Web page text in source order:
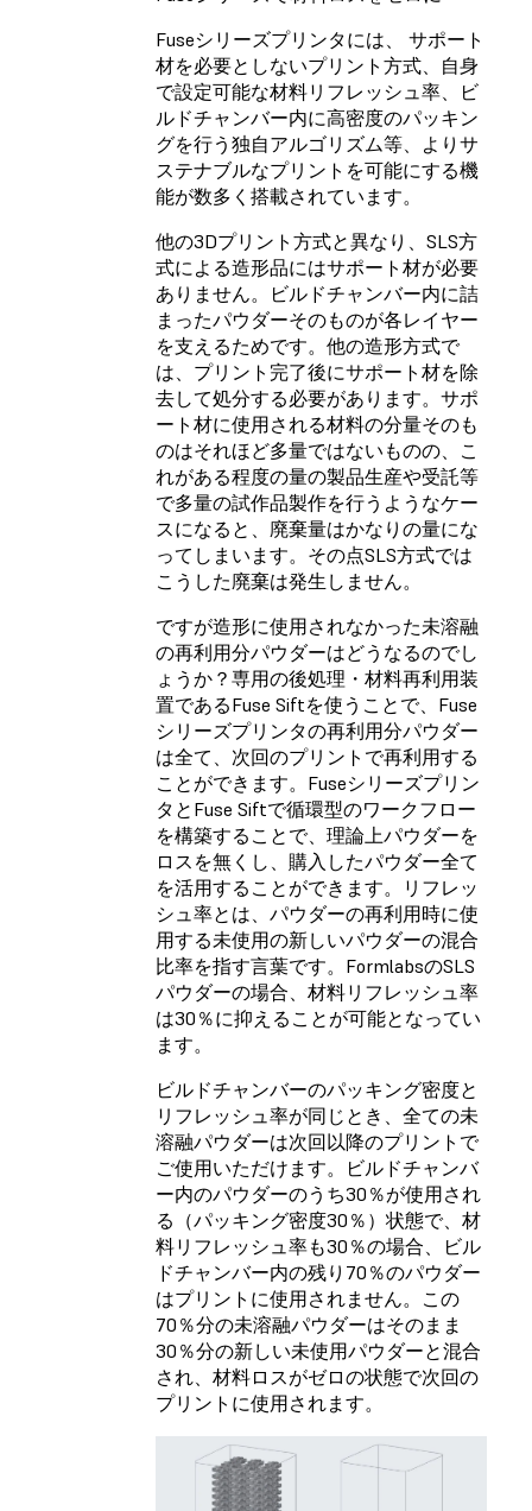
Fuseシリーズプリンタには、 サポート
材を必要としないプリント方式、自身
で設定可能な材料リフレッシュ率、ビ
ルドチャンバー内に高密度のパッキン
グを行う独自アルゴリズム等、よりサ
ステナブルなプリントを可能にする機
能が数多く搭載されています。
他の3Dプリント方式と異なり、SLS方
式による造形品にはサポート材が必要
ありません。ビルドチャンバー内に詰
まったパウダーそのものが各レイヤー
を支えるためです。他の造形方式で
は、プリント完了後にサポート材を除
去して処分する必要があります。サポ
ート材に使用される材料の分量そのも
のはそれほど多量ではないものの、こ
れがある程度の量の製品生産や受託等
で多量の試作品製作を行うようなケー
スになると、廃棄量はかなりの量にな
ってしまいます。その点SLS方式では
こうした廃棄は発生しません。
ですが造形に使用されなかった未溶融
の再利用分パウダーはどうなるのでし
ょうか？専用の後処理・材料再利用装
置であるFuse Siftを使うことで、Fuse
シリーズプリンタの再利用分パウダー
は全て、次回のプリントで再利用する
ことができます。Fuseシリーズプリン
タとFuse Siftで循環型のワークフロー
を構築することで、理論上パウダーを
ロスを無くし、購入したパウダー全て
を活用することができます。リフレッ
シュ率とは、パウダーの再利用時に使
用する未使用の新しいパウダーの混合
比率を指す言葉です。FormlabsのSLS
パウダーの場合、材料リフレッシュ率
は30％に抑えることが可能となってい
ます。
ビルドチャンバーのパッキング密度と
リフレッシュ率が同じとき、全ての未
溶融パウダーは次回以降のプリントで
ご使用いただけます。ビルドチャンバ
ー内のパウダーのうち30％が使用され
る（パッキング密度30％）状態で、材
料リフレッシュ率も30％の場合、ビル
ドチャンバー内の残り70％のパウダー
はプリントに使用されません。この
70％分の未溶融パウダーはそのまま
30％分の新しい未使用パウダーと混合
され、材料ロスがゼロの状態で次回の
プリントに使用されます。